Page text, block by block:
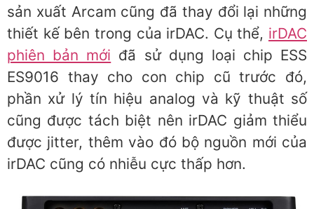
sản xuất Arcam cũng đã thay đổi lại những
thiết kế bên trong của irDAC. Cụ thể, irDAC
phiên bản mới đã sử dụng loại chip ESS
ES9016 thay cho con chip cũ trước đó,
phần xử lý tín hiệu analog và kỹ thuật số
cũng được tách biệt nên irDAC giảm thiểu
được jitter, thêm vào đó bộ nguồn mới của
irDAC cũng có nhiễu cực thấp hơn.